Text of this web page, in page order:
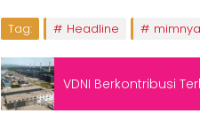
Tag: Headline
VDNI Berkontribusi